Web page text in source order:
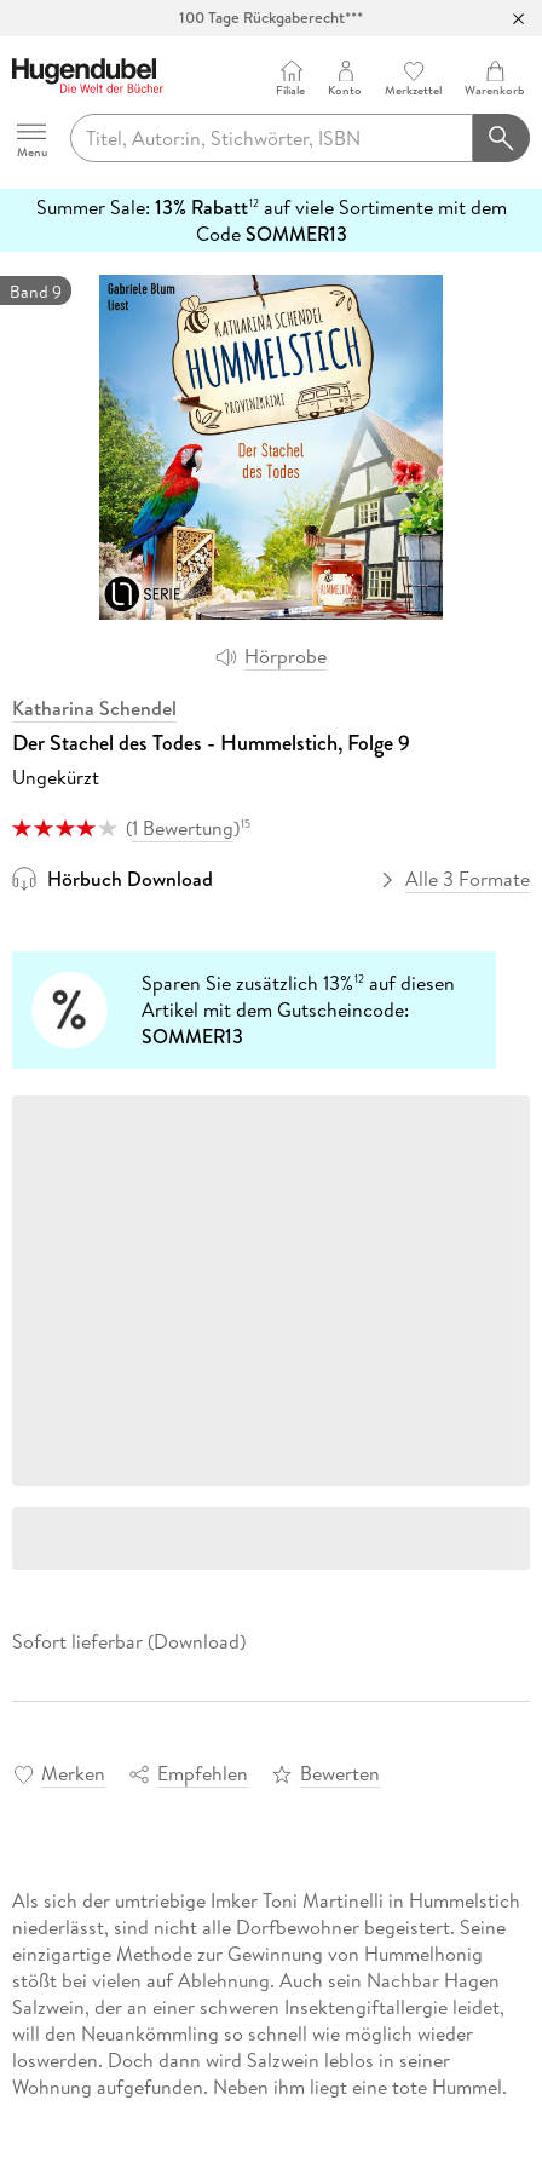
Hugendubel
Menu
Filiale Konto Merkzettel Warenkorb
Summer Sale: 13% Rabatt12auf viele Sortimente mit dem
CodeSOMMER13
erfahren
Hörprobe
Band 9
Katharina Schendel
Der Stachel des Todes - Hummelstich, Folge 9
Ungekürzt
(1 Bewertung)15
Hörbuch Download Alle 3 Formate
Sparen Sie zusätzlich 13%12 auf diesen
Artikel mit dem Gutscheincode:
SOMMER13
Sofort lieferbar (Download)
Merken Empfehlen Bewerten
Als sich der umtriebige Imker Toni Martinelli in Hummelstich
niederlässt, sind nicht alle Dorfbewohner begeistert. Seine
einzigartige Methode zur Gewinnung von Hummelhonig
stößt bei vielen auf Ablehnung. Auch sein Nachbar Hagen
Salzwein, der an einer schweren Insektengiftallergie leidet,
will den Neuankömmling so schnell wie möglich wieder
loswerden. Doch dann wird Salzwein leblos in seiner
Wohnung aufgefunden. Neben ihm liegt eine tote Hummel.